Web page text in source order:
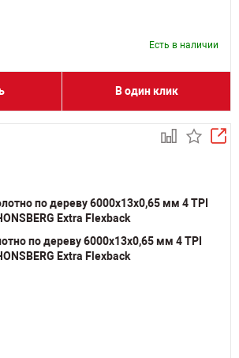
Есть в наличии
В один клик
по дереву 6000х13х0,65 мм 4 TPI
Extra Flexback